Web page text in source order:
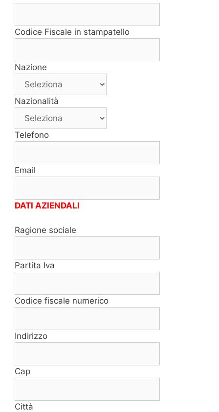
Codice Fiscale in stampatello
Nazione
Nazionalità
Telefono
Email
DATI AZIENDALI
Ragione sociale
Partita Iva
Codice fiscale numerico
Indirizzo
Cap
Città